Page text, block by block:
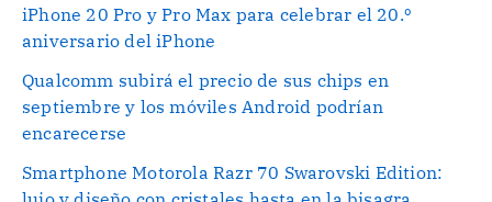
iPhone 20 Pro y Pro Max para celebrar el 20.º
aniversario del iPhone
Qualcomm subirá el precio de sus chips en
septiembre y los móviles Android podrían
encarecerse
Smartphone Motorola Razr 70 Swarovski Edition: